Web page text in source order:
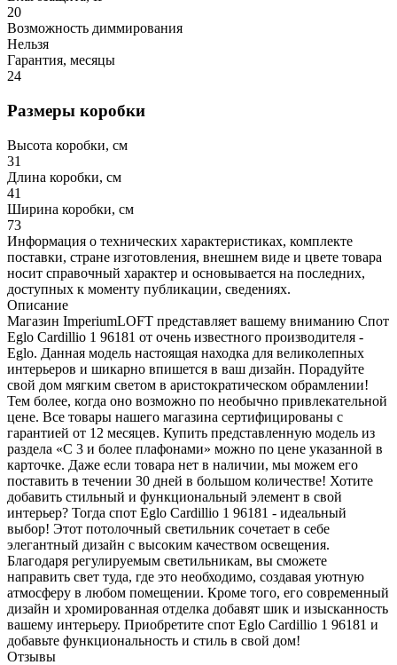
20
Возможность диммирования
Нельзя
Гарантия, месяцы
24
Размеры коробки
Высота коробки, см
31
Длина коробки, см
41
Ширина коробки, см
73
Информация о технических характеристиках, комплекте
поставки, стране изготовления, внешнем виде и цвете товара
носит справочный характер и основывается на последних,
доступных к моменту публикации, сведениях.
Описание
Магазин ImperiumLOFT представляет вашему вниманию Спот
Eglo Cardillio 1 96181 от очень известного производителя -
Eglo. Данная модель настоящая находка для великолепных
интерьеров и шикарно впишется в ваш дизайн. Порадуйте
свой дом мягким светом в аристократическом обрамлении!
Тем более, когда оно возможно по необычно привлекательной
цене. Все товары нашего магазина сертифицированы с
гарантией от 12 месяцев. Купить представленную модель из
раздела «С 3 и более плафонами» можно по цене указанной в
карточке. Даже если товара нет в наличии, мы можем его
поставить в течении 30 дней в большом количестве! Хотите
добавить стильный и функциональный элемент в свой
интерьер? Тогда спот Eglo Cardillio 1 96181 - идеальный
выбор! Этот потолочный светильник сочетает в себе
элегантный дизайн с высоким качеством освещения.
Благодаря регулируемым светильникам, вы сможете
направить свет туда, где это необходимо, создавая уютную
атмосферу в любом помещении. Кроме того, его современный
дизайн и хромированная отделка добавят шик и изысканность
вашему интерьеру. Приобретите спот Eglo Cardillio 1 96181 и
добавьте функциональность и стиль в свой дом!
Отзывы